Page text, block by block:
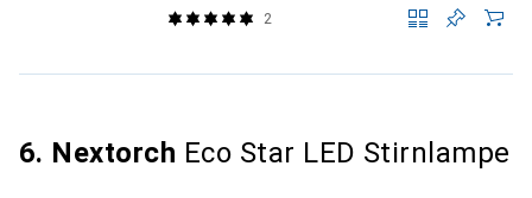
2
6. Nextorch Eco Star LED Stirnlampe